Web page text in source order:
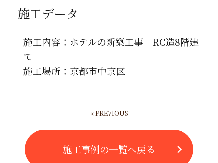
施工データ
施工内容：ホテルの新築工事 RC造8階建
て
施工場所：京都市中京区
« PREVIOUS
施工事例の一覧へ戻る